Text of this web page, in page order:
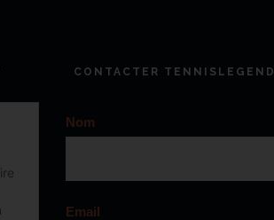
CONTACTER TENNISLEGEND
Nom
Email